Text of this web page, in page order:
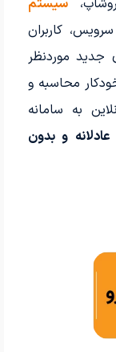
سیستم
کاربران
جدید موردنظر
محاسبه و
به سامانه
و بدون